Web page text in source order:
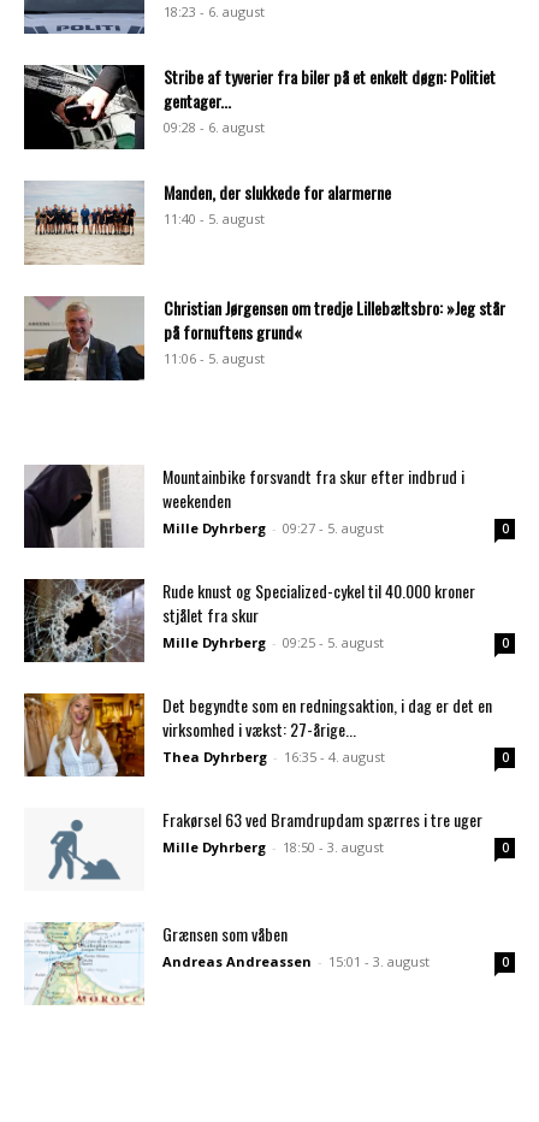
18:23 - 6. august
Stribe af tyverier fra biler på et enkelt døgn: Politiet
gentager...
09:28 - 6. august
Manden, der slukkede for alarmerne
11:40 - 5. august
Christian Jørgensen om tredje Lillebæltsbro: »Jeg står
på fornuftens grund«
11:06 - 5. august
Mountainbike forsvandt fra skur efter indbrud i
weekenden
Mille Dyhrberg - 09:27 - 5. august 0
Rude knust og Specialized-cykel til 40.000 kroner
stjålet fra skur
Mille Dyhrberg - 09:25 - 5. august 0
Det begyndte som en redningsaktion, i dag er det en
virksomhed i vækst: 27-årige...
Thea Dyhrberg - 16:35 - 4. august 0
Frakørsel 63 ved Bramdrupdam spærres i tre uger
Mille Dyhrberg - 18:50 - 3. august 0
Grænsen som våben
Andreas Andreassen - 15:01 - 3. august 0